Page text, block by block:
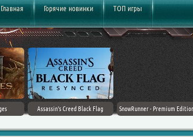
Главная Горячие новинки ТОП игры
Assassin's Creed Black Flag
SnowRunner - Premium Edition [v